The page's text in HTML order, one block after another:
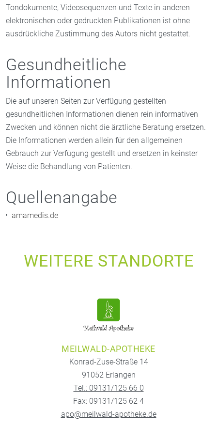
Tondokumente, Videosequenzen und Texte in anderen
elektronischen oder gedruckten Publikationen ist ohne
ausdrückliche Zustimmung des Autors nicht gestattet.
Gesundheitliche
Informationen
Die auf unseren Seiten zur Verfügung gestellten
gesundheitlichen Informationen dienen rein informativen
Zwecken und können nicht die ärztliche Beratung ersetzen.
Die Informationen werden allein für den allgemeinen
Gebrauch zur Verfügung gestellt und ersetzen in keinster
Weise die Behandlung von Patienten.
Quellenangabe
amamedis.de
WEITERE STANDORTE
MEILWALD-APOTHEKE
Konrad-Zuse-Straße 14
91052 Erlangen
Tel.: 09131/125 66 0
Fax: 09131/125 62 4
apo@meilwald-apotheke.de